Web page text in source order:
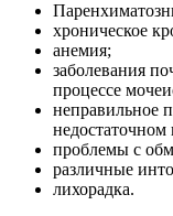
хроническое
анемия;
заболевания
процессе
неправильное
недостаточном
проблемы с
различные
лихорадка.